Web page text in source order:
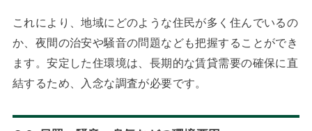
これにより、地域にどのような住民が多く住んでいるの
か、夜間の治安や騒音の問題なども把握することができ
ます。安定した住環境は、長期的な賃貸需要の確保に直
結するため、入念な調査が必要です。